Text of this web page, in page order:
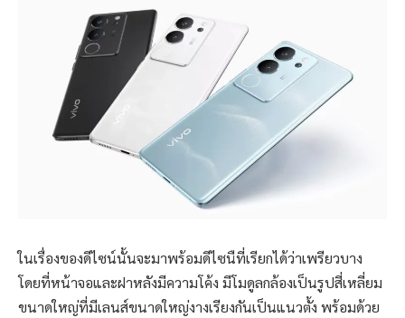
ในเรื่องของดีไซน์นั้นจะมาพร้อมดีไซนืที่เรียกได้ว่าเพรียวบาง
โดยที่หน้าจอและฝาหลังมีความโค้ง มีโมดูลกล้องเป็นรูปสี่เหลี่ยม
ขนาดใหญ่ที่มีเลนส์ขนาดใหญ่งางเรียงกันเป็นแนวตั้ง พร้อมด้วย